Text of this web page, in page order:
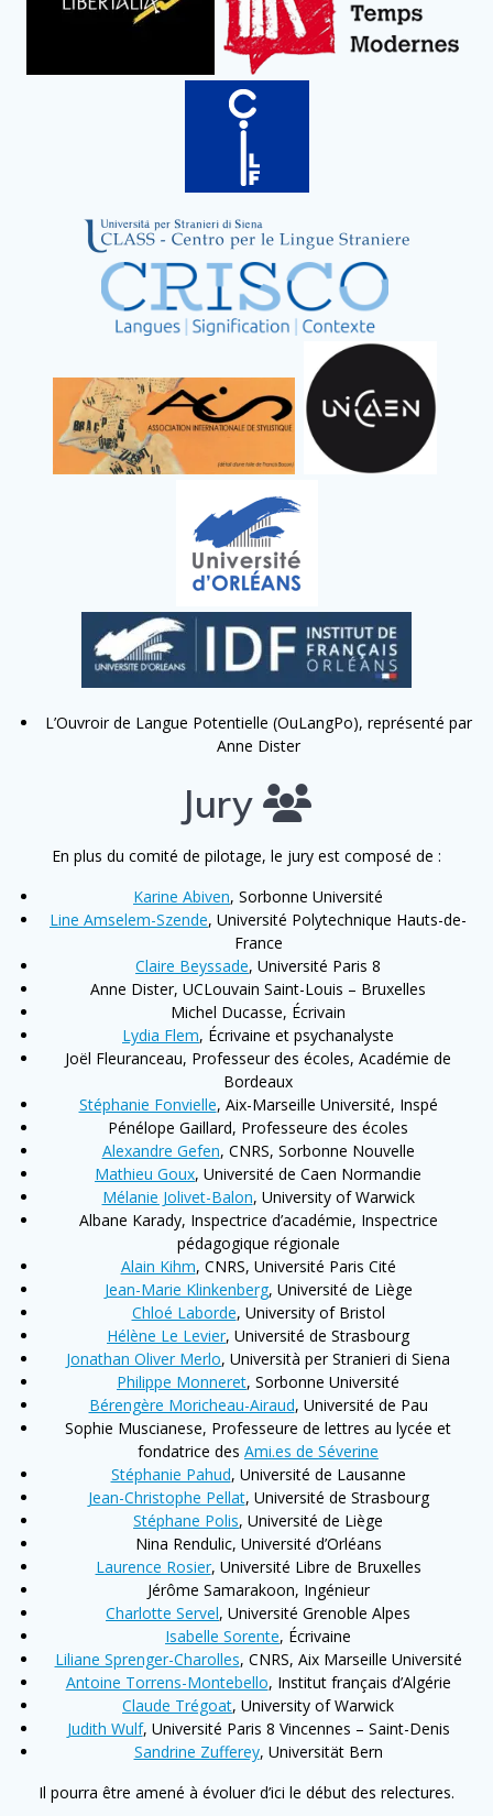
L’Ouvroir de Langue Potentielle (OuLangPo), représenté par
Anne Dister
Jury
En plus du comité de pilotage, le jury est composé de :
Karine Abiven, Sorbonne Université
Line Amselem-Szende, Université Polytechnique Hauts-de-
France
Claire Beyssade, Université Paris 8
Anne Dister, UCLouvain Saint-Louis – Bruxelles
Michel Ducasse, Écrivain
Lydia Flem, Écrivaine et psychanalyste
Joël Fleuranceau, Professeur des écoles, Académie de
Bordeaux
Stéphanie Fonvielle, Aix-Marseille Université, Inspé
Pénélope Gaillard, Professeure des écoles
Alexandre Gefen, CNRS, Sorbonne Nouvelle
Mathieu Goux, Université de Caen Normandie
Mélanie Jolivet-Balon, University of Warwick
Albane Karady, Inspectrice d’académie, Inspectrice
pédagogique régionale
Alain Kihm, CNRS, Université Paris Cité
Jean-Marie Klinkenberg, Université de Liège
Chloé Laborde, University of Bristol
Hélène Le Levier, Université de Strasbourg
Jonathan Oliver Merlo, Università per Stranieri di Siena
Philippe Monneret, Sorbonne Université
Bérengère Moricheau-Airaud, Université de Pau
Sophie Muscianese, Professeure de lettres au lycée et
fondatrice des Ami.es de Séverine
Stéphanie Pahud, Université de Lausanne
Jean-Christophe Pellat, Université de Strasbourg
Stéphane Polis, Université de Liège
Nina Rendulic, Université d’Orléans
Laurence Rosier, Université Libre de Bruxelles
Jérôme Samarakoon, Ingénieur
Charlotte Servel, Université Grenoble Alpes
Isabelle Sorente, Écrivaine
Liliane Sprenger-Charolles, CNRS, Aix Marseille Université
Antoine Torrens-Montebello, Institut français d’Algérie
Claude Trégoat, University of Warwick
Judith Wulf, Université Paris 8 Vincennes – Saint-Denis
Sandrine Zufferey, Universität Bern
Il pourra être amené à évoluer d’ici le début des relectures.